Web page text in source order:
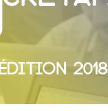
ÉDITION 2018